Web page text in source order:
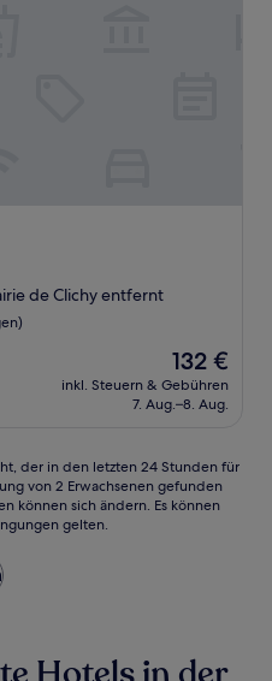
de Clichy entfernt
Der
Preis
beträgt
132 €
inkl. Steuern & Gebühren
7. Aug.–8. Aug.
der in den letzten 24 Stunden für
von 2 Erwachsenen gefunden
können sich ändern. Es können
gelten.